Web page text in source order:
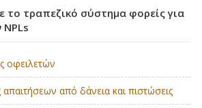
το τραπεζικό σύστημα φορείς για
NPLs
οφειλετών
απαιτήσεων από δάνεια και πιστώσεις